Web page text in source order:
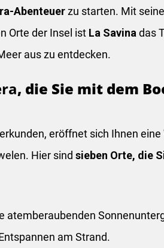
Abenteuerzu starten. Mit
Orte der Insel ist La Savinadas
aus zu entdecken.
, die Sie mit dem
erkunden, eröffnet sich Ihnen eine
Hier sindsieben Orte, die
atemberaubenden
am Strand.